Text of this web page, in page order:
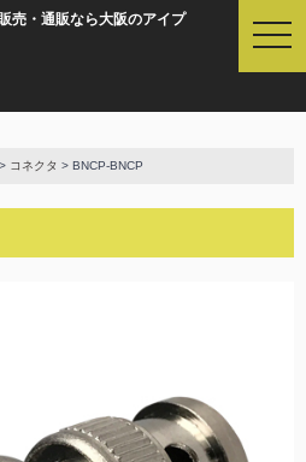
売・通販なら大阪のアイプ
t
> コネクタ > BNCP-BNCP